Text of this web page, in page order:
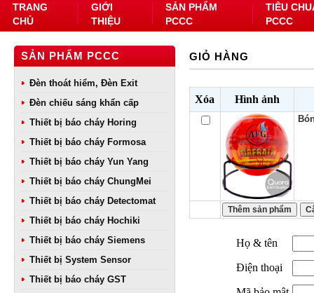
TRANG
CHỦ
GIỚI
THIỆU
SẢN PHẨM
PCCC
TIÊU
PCCC
SẢN PHẨM PCCC
Đèn thoát hiểm, Đèn Exit
Đèn chiếu sáng khẩn cấp
Thiết bị báo cháy Horing
Thiết bị báo cháy Formosa
Thiết bị báo cháy Yun Yang
Thiết bị báo cháy ChungMei
Thiết bị báo cháy Detectomat
Thiết bị báo cháy Hochiki
Thiết bị báo cháy Siemens
Thiết bị System Sensor
Thiết bị báo cháy GST
GIỎ HÀNG
Xóa Hình ảnh
Họ & tên
Điện thoại